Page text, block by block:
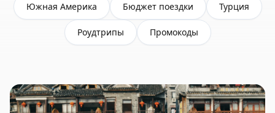
Южная Америка Бюджет поездки Турция
Роудтрипы Промокоды